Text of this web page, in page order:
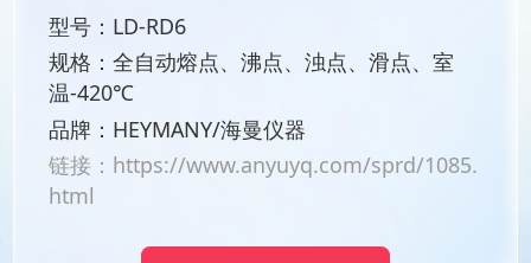
型号：LD-RD6
规格：全自动熔点、沸点、浊点、滑点、室
温-420℃
品牌：HEYMANY/海曼仪器
链接： https://www.anyuyq.com/sprd/1085.
html